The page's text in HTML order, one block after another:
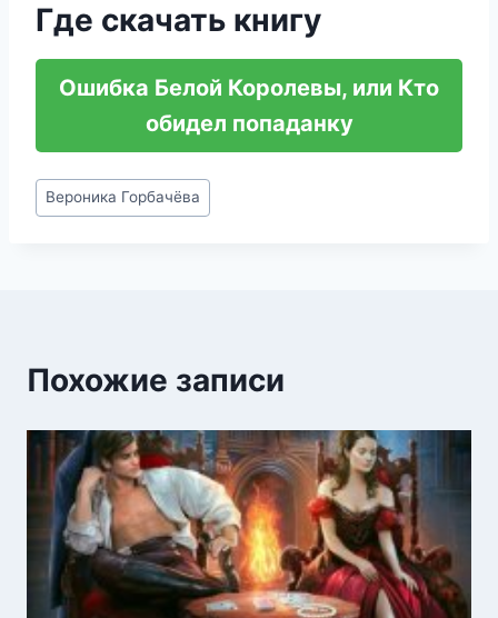
Где скачать книгу
Ошибка Белой Королевы, или Кто
обидел попаданку
Метки
записи:
Вероника Горбачёва
Похожие записи